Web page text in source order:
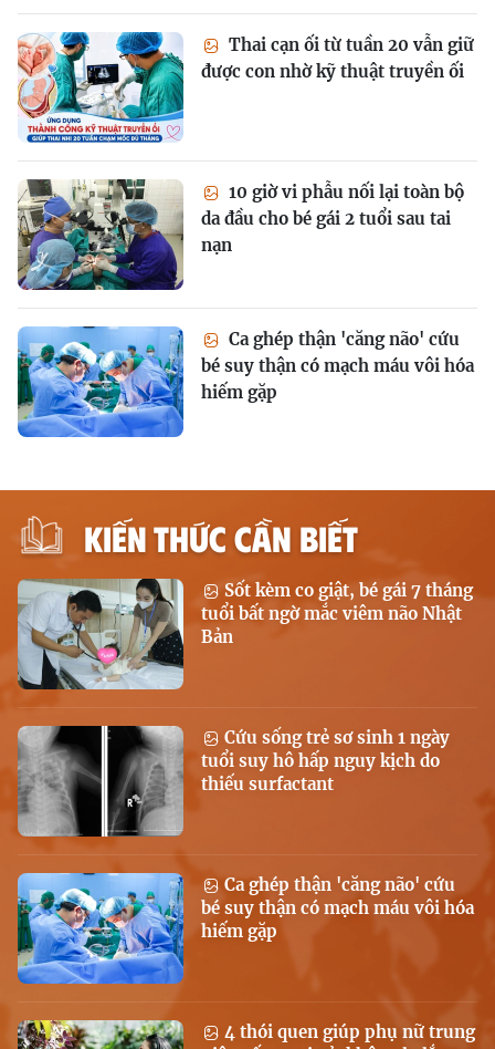
Thai cạn ối từ tuần 20 vẫn giữ
được con nhờ kỹ thuật truyền ối
10 giờ vi phẫu nối lại toàn bộ
da đầu cho bé gái 2 tuổi sau tai
nạn
Ca ghép thận 'căng não' cứu
bé suy thận có mạch máu vôi hóa
hiếm gặp
KIẾN THỨC CẦN BIẾT
Sốt kèm co giật, bé gái 7 tháng
tuổi bất ngờ mắc viêm não Nhật
Bản
Cứu sống trẻ sơ sinh 1 ngày
tuổi suy hô hấp nguy kịch do
thiếu surfactant
Ca ghép thận 'căng não' cứu
bé suy thận có mạch máu vôi hóa
hiếm gặp
4 thói quen giúp phụ nữ trung